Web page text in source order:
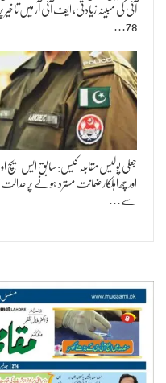
آئی کی مبینہ زیادتی، ایف آئی آر میں تاخیر پر
78…
جعلی پولیس مقابلہ کیس: سابق ایس ایچ او
اور چھ اہلکار ضمانت مسترد ہونے پر عدالت
سے…